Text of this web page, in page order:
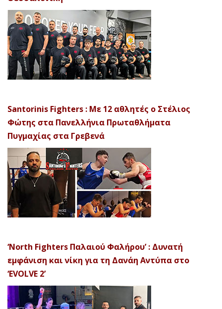
Santorinis Fighters : Με 12 αθλητές ο Στέλιος
Φώτης στα Πανελλήνια Πρωταθλήματα
Πυγμαχίας στα Γρεβενά
‘North Fighters Παλαιού Φαλήρου’ : Δυνατή
εμφάνιση και νίκη για τη Δανάη Αντύπα στο
‘EVOLVE 2’